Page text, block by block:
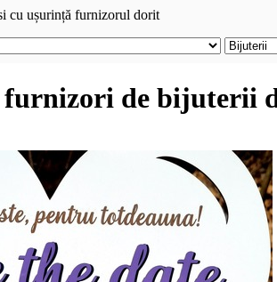
cu ușurință furnizorul dorit
furnizori de bijuterii